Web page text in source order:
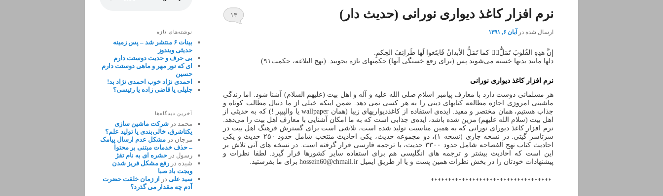
نرم افزار کاغذ دیواری نورانی (حدیث دار)
ارسال شده در آبان ۶, ۱۳۹۱
۱۳
إن‎‏َّ هذِِهِ القُلوبَ تَمَلُّ‏‏‎ُّ کما تَمَلُّ الأبدانُ فَابتَغوا لَها طَرائِفَ الحِکمِ.
دلها مانند بدنها خسته می‌شوند پس (برای رفع خستگی آنها) حکمتهای تازه بجویید. (نهج البلاغه، حکمت۹۱)
نرم افزارکاغذ دیواری نورانی
هر مسلمانی دوست دارد با معارف پیامبر اسلام صلی الله علیه و آله و اهل بیت (علیهم السلام) آشنا شود. اما زندگی
ماشینی امروزی اجازه مطالعه کتابهای دینی را به هر کسی نمی دهد. ضمن اینکه خیلی از ما دنبال مطالب کوتاه و
جذاب هستیم، همان مختصر و مفید. ایده‌ی استفاده از کاغذدیواریهای زیبا (همان wallpaper یا والپیپر !) که به حدیثی از
اهل بیت (سلام الله علیهم) مزین شده باشد، ایده‌ی جذابی است که به ما امکان آشنایی با معارف اهل بیت را می‌دهد.
نرم افزار کاغذ دیورای نورانی که به همین مناسبت تولید شده است، تلاشی است برای گسترش فرهنگ اهل بیت در
سرتاسر گیتی. در نسخه جاری (نسخه ۱)، دو مجموعه حدیث، یکی احادیث منتخب شامل حدود ۲۵۰ حدیث و یکی
احادیث کتاب نهج الفصاحه شامل حدود ۳۳۰۰ حدیث، با ترجمه فارسی قرار گرفته است. در نسخه های آتی تلاش بر
این است که احادیث بیشتر و ترجمه های انگلیسی هم برای استفاده سایر کشورها قرار گیرد. لطفا نظرات و
پیشنهادات خودتان را در بخش نظرات همین پست و یا از طریق ایمیل hossein60@chmail.ir برای ما بفرستید.
***********************************
نوشته‌های تازه
بینات ۶ منتشر شد – پس زمینه
حدیثی ویندوز
بی حرف و حدیث دوستت دارم
ای که نور مهر و ماهی دوستت دارم
حسین
احمدی نژاد خوب احمدی نژاد بد!
جلیلی یا قاضی زاده یا رئیسی؟
آخرین دیدگاه‌ها
محمد در شرکت ماشین سازی
یکتاشرق، خالی‌بندی یا تولید علم؟
مرجان در مشکل عدم ارسال پیامک
– حذف خدمات مبتنی بر محتوا
رسول در حشره ای به نام تقژ
شیده در رفع مشکل فریز شدن
ویجت باد صبا
سید علی در از زمان خلقت حضرت
آدم چه مقدار می گذرد؟